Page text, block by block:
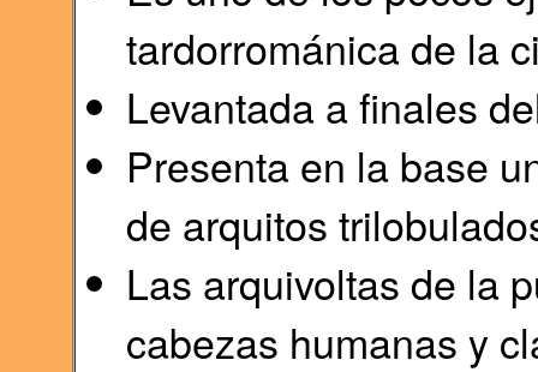
tardorrománica de la
Levantada a finales
Presenta en la base
de arquitos
Las arquivoltas de la
cabezas humanas y